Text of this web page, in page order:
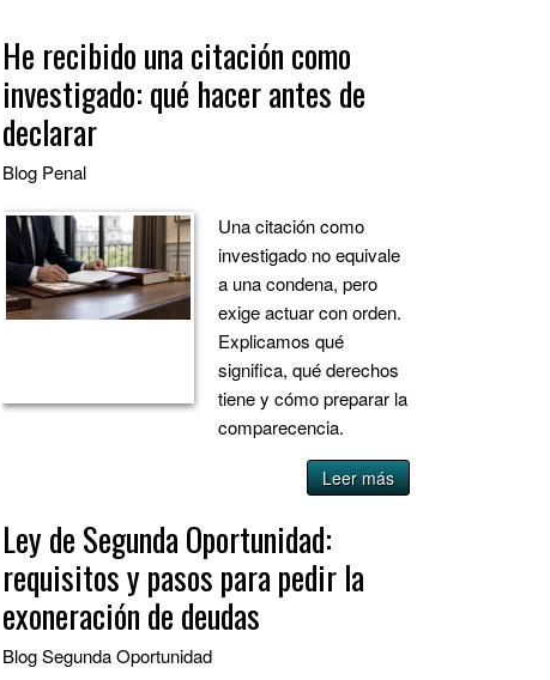
He recibido una citación como
investigado: qué hacer antes de
declarar
Blog Penal
Una citación como
investigado no equivale
a una condena, pero
exige actuar con orden.
Explicamos qué
significa, qué derechos
tiene y cómo preparar la
comparecencia.
Leer más
Ley de Segunda Oportunidad:
requisitos y pasos para pedir la
exoneración de deudas
BlogSegunda Oportunidad